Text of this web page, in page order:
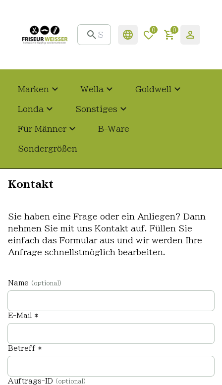
0 0
Marken Wella Goldwell
Londa Sonstiges
Für Männer B-Ware
Sondergrößen
Kontakt
Sie haben eine Frage oder ein Anliegen? Dann
nehmen Sie mit uns Kontakt auf. Füllen Sie
einfach das Formular aus und wir werden Ihre
Anfrage schnellstmöglich bearbeiten.
Name (optional)
E-Mail *
Betreff *
Auftrags-ID (optional)